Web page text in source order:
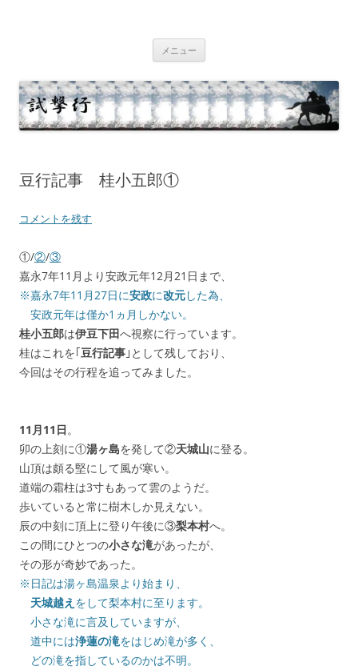
キ
ッ
プ
メニュー
豆行記事 桂小五郎①
コメントを残す
①/②/③
嘉永7年11月より安政元年12月21日まで、
※嘉永7年11月27日に安政に改元した為、
安政元年は僅か1ヵ月しかない。
桂小五郎は伊豆下田へ視察に行っています。
桂はこれを｢豆行記事 ｣として残しており、
今回はその行程を追ってみました。
11月11日 。
卯の上刻に①湯ヶ島を発して②天城山に登る。
山頂は頗る堅にして風が寒い。
道端の霜柱は3寸もあって雲のようだ。
歩いていると常に樹木しか見えない。
辰の中刻に頂上に登り午後に③梨本村へ。
この間にひとつの小さな滝があったが、
その形が奇妙であった。
※日記は湯ヶ島温泉より始まり、
天城越え をして梨本村に至ります。
小さな滝に言及していますが、
道中には浄蓮の滝をはじめ滝が多く、
どの滝を指しているのかは不明。